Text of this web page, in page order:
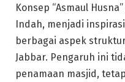
Konsep “Asmaul
Indah, menjadi
berbagai aspek
Jabbar. Pengaruh ini
penamaan masjid,